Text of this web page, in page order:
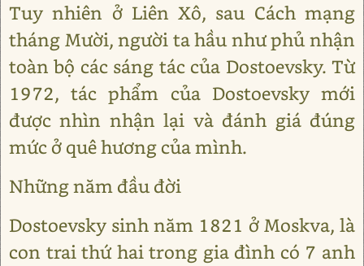
Tuy nhiên ở Liên Xô, sau Cách mạng
tháng Mười, người ta hầu như phủ nhận
toàn bộ các sáng tác của Dostoevsky. Từ
1972, tác phẩm của Dostoevsky mới
được nhìn nhận lại và đánh giá đúng
mức ở quê hương của mình.
Những năm đầu đời
Dostoevsky sinh năm 1821 ở Moskva, là
con trai thứ hai trong gia đình có 7 anh